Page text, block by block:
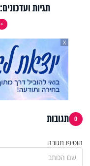
תגיות ועדכונים:
X
0 תגובות
הוסיפו תגובה